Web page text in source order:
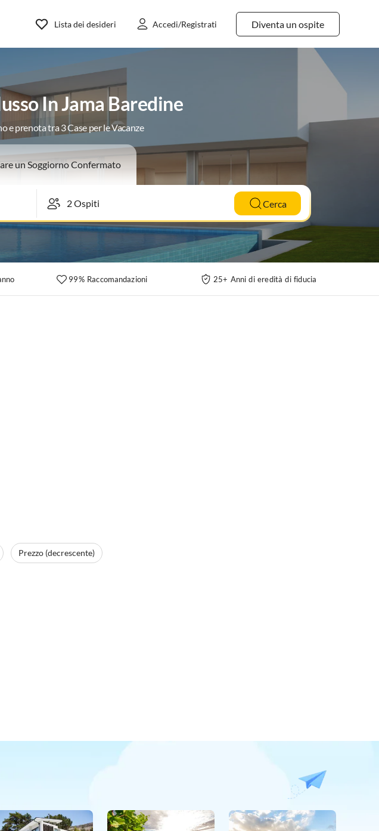
Diventa un ospite
Lista dei desideri Accedi/Registrati
In Jama Baredine
e prenota tra 3 Case per le Vacanze
un Soggiorno Confermato
Cerca
99% Raccomandazioni 25+ Anni di eredità di fiducia
Prezzo (decrescente)